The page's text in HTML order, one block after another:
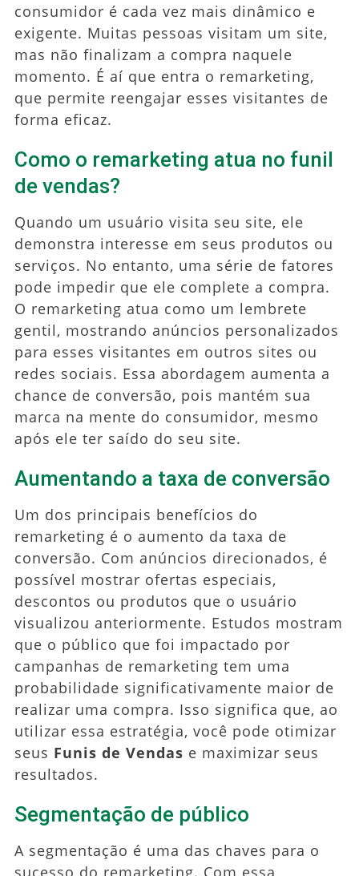
consumidor é cada vez mais dinâmico e
exigente. Muitas pessoas visitam um site,
mas não finalizam a compra naquele
momento. É aí que entra o remarketing,
que permite reengajar esses visitantes de
forma eficaz.
Como o remarketing atua no funil
de vendas?
Quando um usuário visita seu site, ele
demonstra interesse em seus produtos ou
serviços. No entanto, uma série de fatores
pode impedir que ele complete a compra.
O remarketing atua como um lembrete
gentil, mostrando anúncios personalizados
para esses visitantes em outros sites ou
redes sociais. Essa abordagem aumenta a
chance de conversão, pois mantém sua
marca na mente do consumidor, mesmo
após ele ter saído do seu site.
Aumentando a taxa de conversão
Um dos principais benefícios do
remarketing é o aumento da taxa de
conversão. Com anúncios direcionados, é
possível mostrar ofertas especiais,
descontos ou produtos que o usuário
visualizou anteriormente. Estudos mostram
que o público que foi impactado por
campanhas de remarketing tem uma
probabilidade significativamente maior de
realizar uma compra. Isso significa que, ao
utilizar essa estratégia, você pode otimizar
seus Funis de Vendas e maximizar seus
resultados.
Segmentação de público
A segmentação é uma das chaves para o
sucesso do remarketing. Com essa